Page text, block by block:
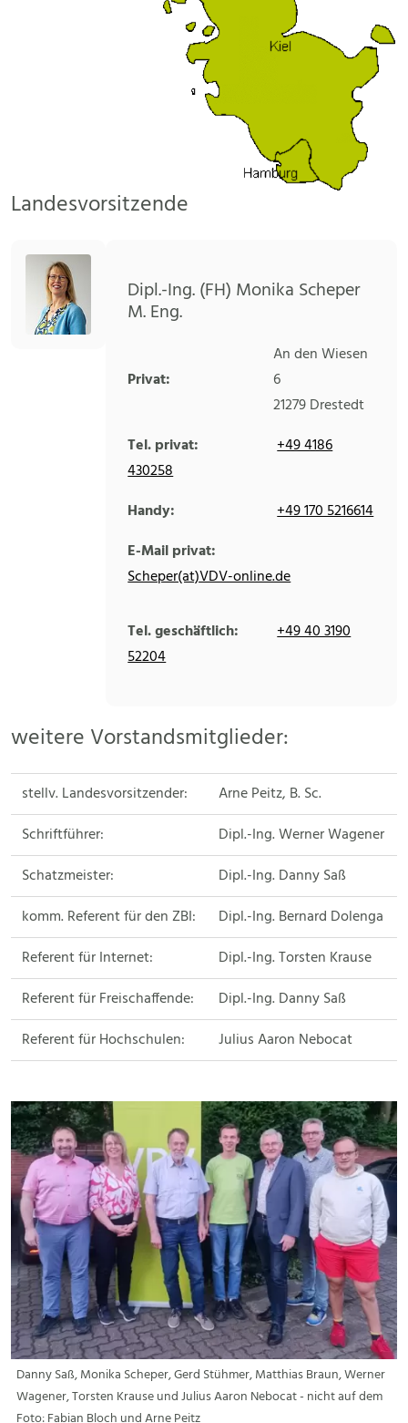
Landesvorsitzende
Dipl.-Ing. (FH) Monika Scheper
M. Eng.
Privat:
An den Wiesen
6
21279Drestedt
Tel. privat:
+49 4186
430258
Handy:
+49 170 5216614
E-Mail privat:
Scheper(at)VDV-online.de
Tel. geschäftlich:
+49 40 3190
52204
weitere Vorstandsmitglieder:
stellv. Landesvorsitzender:
Arne Peitz, B. Sc.
Schriftführer:
Dipl.-Ing. Werner Wagener
Schatzmeister:
Dipl.-Ing. Danny Saß
komm. Referent für den ZBI:
Dipl.-Ing. Bernard Dolenga
Referent für Internet:
Dipl.-Ing. Torsten Krause
Referent für Freischaffende:
Dipl.-Ing. Danny Saß
Referent für Hochschulen:
Julius Aaron Nebocat
Danny Saß, Monika Scheper, Gerd Stühmer, Matthias Braun, Werner
Wagener, Torsten Krause und Julius Aaron Nebocat - nicht auf dem